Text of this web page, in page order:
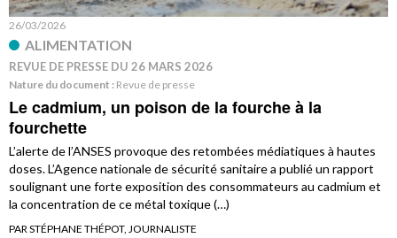
26/03/2026
ALIMENTATION
REVUE DE PRESSE DU 26 MARS 2026
Nature du document : Revue de presse
Le cadmium, un poison de la fourche à la
fourchette
L’alerte de l’ANSES provoque des retombées médiatiques à hautes
doses. L’Agence nationale de sécurité sanitaire a publié un rapport
soulignant une forte exposition des consommateurs au cadmium et
la concentration de ce métal toxique (…)
PAR STÉPHANE THÉPOT, JOURNALISTE